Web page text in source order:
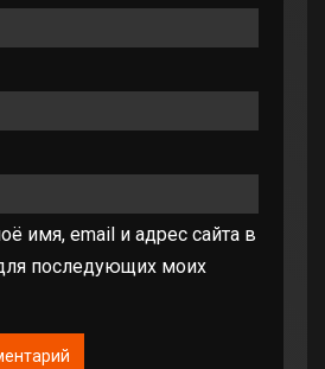
имя, email и адрес сайта в
последующих моих